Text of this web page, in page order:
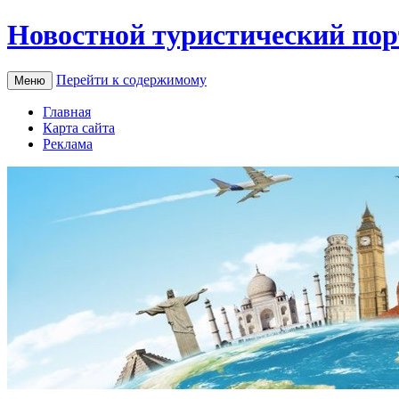
Новостной туристический
Меню Перейти к содержимому
Главная
Карта сайта
Реклама